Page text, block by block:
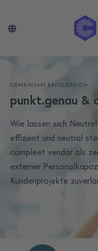
GEMEINSAM ERFOLGREICH
punkt.genau &
Wie lassen sich
effizient und neutral
compleet vendor als
externer
Kundenprojekte